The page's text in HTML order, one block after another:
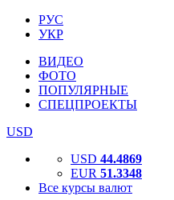
РУС
УКР
ВИДЕО
ФОТО
ПОПУЛЯРНЫЕ
СПЕЦПРОЕКТЫ
USD
USD 44.4869
EUR 51.3348
Все курсы валют